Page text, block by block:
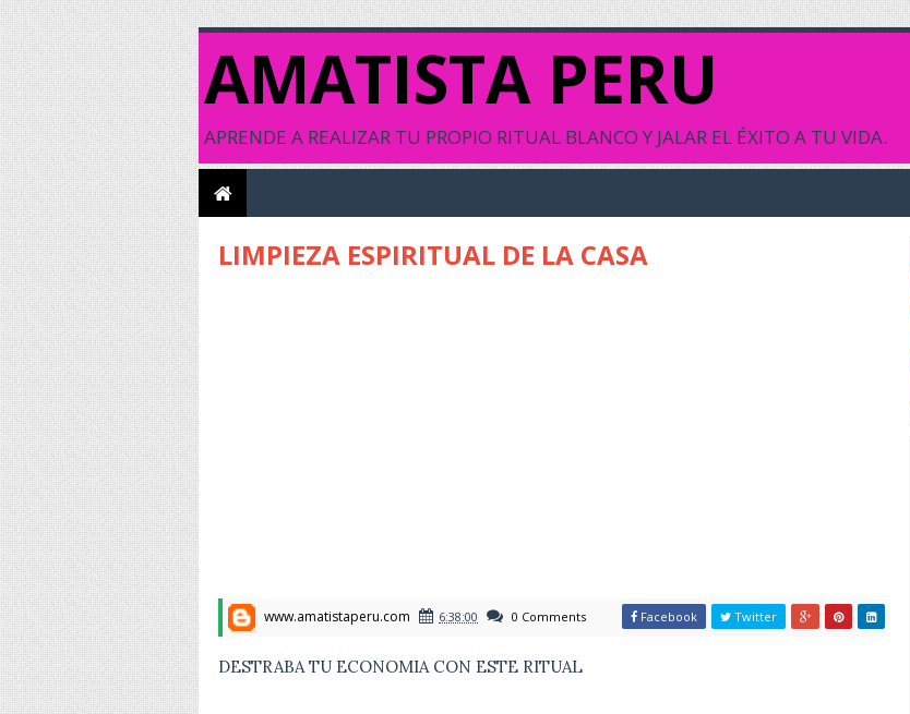
AMATISTA PERU
APRENDE A REALIZAR TU PROPIO RITUAL BLANCO Y JALAR EL ÉXITO A TU VIDA.
LIMPIEZA ESPIRITUAL DE LA CASA
www.amatistaperu.com 6:38:00 0 Comments Facebook Twitter
DESTRABA TU ECONOMIA CON ESTE RITUAL